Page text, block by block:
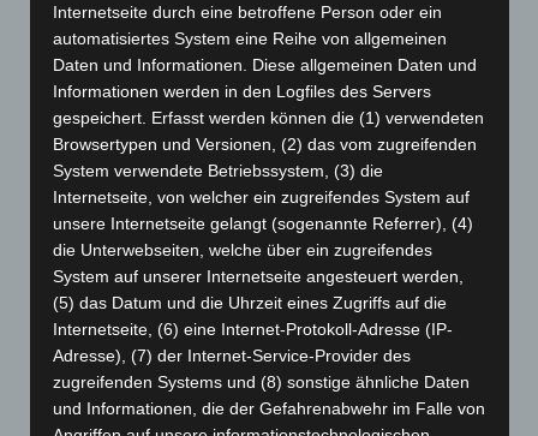
März 2025(111)
Februar 2025 (96)
Januar 2025(88)
Dezember 2024(89)
November 2024(94)
Oktober 2024(93)
September 2024(112)
August 2024 (107)
Juli 2024 (89)
Juni 2024
(107)
Mai 2024(149)
April 2024(102)
Internetseite durch eine betroffene Person oder ein
automatisiertes System eine Reihe von allgemeinen
Daten und Informationen. Diese allgemeinen Daten und
Informationen werden in den Logfiles des Servers
gespeichert. Erfasst werden können die (1) verwendeten
Browsertypen und Versionen, (2) das vom zugreifenden
System verwendete Betriebssystem, (3) die
Internetseite, von welcher ein zugreifendes System auf
unsere Internetseite gelangt (sogenannte Referrer), (4)
die Unterwebseiten, welche über ein zugreifendes
System auf unserer Internetseite angesteuert werden,
(5) das Datum und die Uhrzeit eines Zugriffs auf die
Internetseite, (6) eine Internet-Protokoll-Adresse (IP-
Adresse), (7) der Internet-Service-Provider des
zugreifenden Systems und (8) sonstige ähnliche Daten
und Informationen, die der Gefahrenabwehr im Falle von